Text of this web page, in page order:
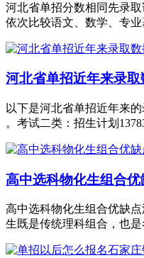
河北省单招分数相同先录
依次比较语文、数学、专
河北省单招近年来录
以下是河北省单招近年来
。考试二类：招生计划
高中选科物化生组合优
高中选科物化生组合优缺
生既是传统理科组合，也